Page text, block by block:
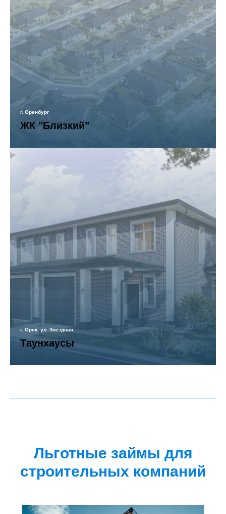
г. Оренбург
ЖК "Близкий"
г. Орск, ул. Звездная
Таунхаусы
Льготные займы для
строительных компаний